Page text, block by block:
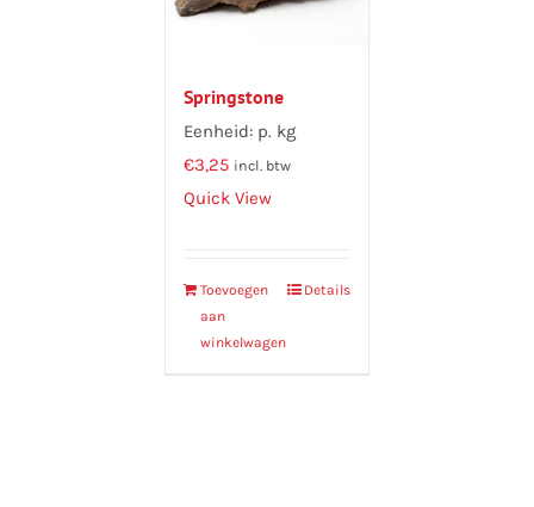
Springstone
Eenheid: p. kg
€3,25 incl. btw
Quick View
Toevoegen
aan
winkelwagen
Details